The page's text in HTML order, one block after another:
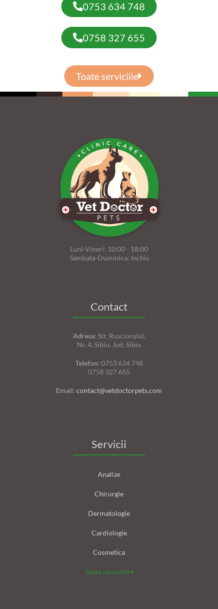
0753 634 748
0758 327 655
Toate serviciile
Luni-Vineri: 10:00 - 18:00
Sambata-Duminica: Inchis
Contact
Adresa: Str. Rusciorului,
Nr. 4, Sibiu, Jud. Sibiu
Telefon: 0753 634 748
0758 327 655
Email: contact@vetdoctorpets.com
Servicii
Analize
Chirurgie
Dermatologie
Cardiologie
Cosmetica
Toate serviciile